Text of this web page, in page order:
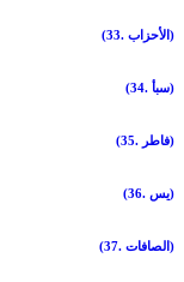
(33. الأحزاب)
(34. سبأ)
(35. فاطر)
(36. يس)
(37. الصافات)